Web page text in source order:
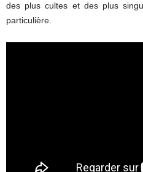
des plus cultes et des plus
particulière.